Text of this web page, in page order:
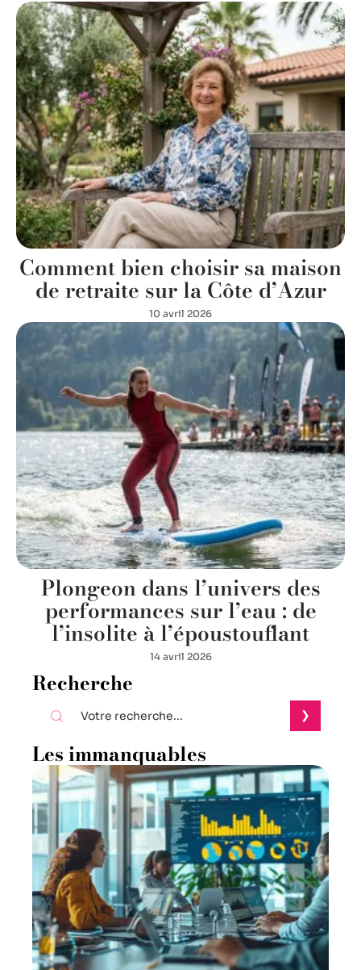
Comment bien choisir sa maison
de retraite sur la Côte d’Azur
10 avril 2026
Plongeon dans l’univers des
performances sur l’eau : de
l’insolite à l’époustouflant
14 avril 2026
Recherche
Les immanquables